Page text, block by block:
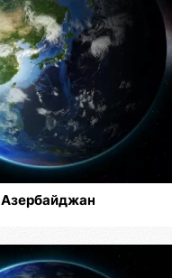
Азербайджан